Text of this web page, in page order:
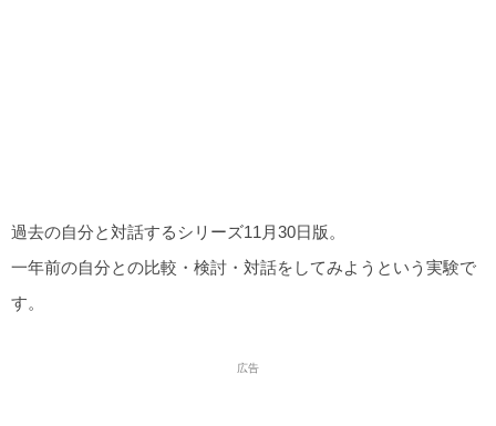
過去の自分と対話するシリーズ11月30日版。
一年前の自分との比較・検討・対話をしてみようという実験で
す。
広告